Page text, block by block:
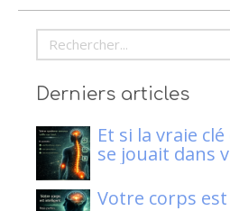
Rechercher
Derniers articles
Et si la vraie
se jouait dans
nerveux ?
Votre corps